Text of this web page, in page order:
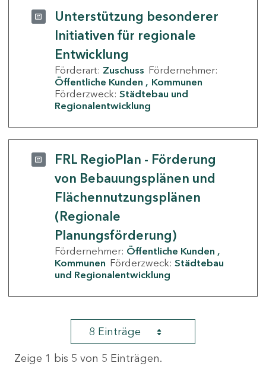
Unterstützung besonderer
Initiativen für regionale
Entwicklung
Förderart: Zuschuss Fördernehmer:
Öffentliche Kunden
Kommunen
Förderzweck: Städtebau und
Regionalentwicklung
FRL RegioPlan - Förderung
von Bebauungsplänen und
Flächennutzungsplänen
(Regionale
Planungsförderung)
Fördernehmer: Öffentliche Kunden
Kommunen Förderzweck: Städtebau
und Regionalentwicklung
8 Einträge
Zeige 1 bis 5 von 5 Einträgen.